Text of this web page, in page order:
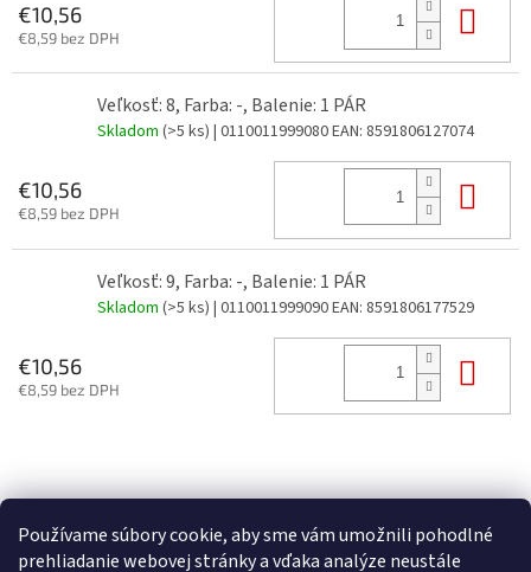
Používame súbory cookie, aby sme vám umožnili pohodlné
prehliadanie webovej stránky a vďaka analýze neustále
€10,56
€8,59 bez DPH
Veľkosť: 8, Farba: -, Balenie: 1 PÁR
Skladom (>5 ks) | 0110011999080EAN: 8591806127074
€10,56
€8,59 bez DPH
Veľkosť: 9, Farba: -, Balenie: 1 PÁR
Skladom (>5 ks) | 0110011999090EAN: 8591806177529
€10,56
€8,59 bez DPH
á